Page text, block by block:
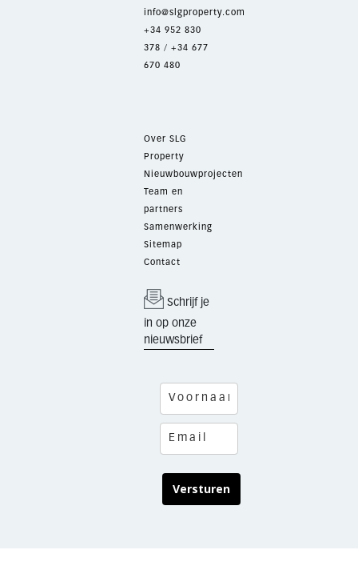
info@slgproperty.com
+34 952 830
378 / +34 677
670 480
Over SLG
Property
Nieuwbouwprojecten
Team en
partners
Samenwerking
Sitemap
Contact
Schrijf je
in op onze
nieuwsbrief
Versturen